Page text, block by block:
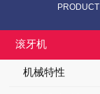
PRODUCT
滚牙机
机械特性